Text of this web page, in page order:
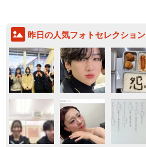
昨日の人気フォトセレクション